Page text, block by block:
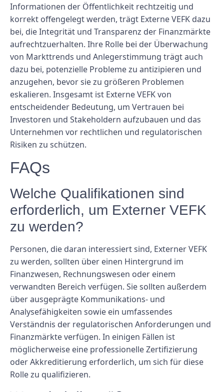
Informationen der Öffentlichkeit rechtzeitig und
korrekt offengelegt werden, trägt Externe VEFK dazu
bei, die Integrität und Transparenz der Finanzmärkte
aufrechtzuerhalten. Ihre Rolle bei der Überwachung
von Markttrends und Anlegerstimmung trägt auch
dazu bei, potenzielle Probleme zu antizipieren und
anzugehen, bevor sie zu größeren Problemen
eskalieren. Insgesamt ist Externe VEFK von
entscheidender Bedeutung, um Vertrauen bei
Investoren und Stakeholdern aufzubauen und das
Unternehmen vor rechtlichen und regulatorischen
Risiken zu schützen.
FAQs
Welche Qualifikationen sind
erforderlich, um Externer VEFK
zu werden?
Personen, die daran interessiert sind, Externer VEFK
zu werden, sollten über einen Hintergrund im
Finanzwesen, Rechnungswesen oder einem
verwandten Bereich verfügen. Sie sollten außerdem
über ausgeprägte Kommunikations- und
Analysefähigkeiten sowie ein umfassendes
Verständnis der regulatorischen Anforderungen und
Finanzmärkte verfügen. In einigen Fällen ist
möglicherweise eine professionelle Zertifizierung
oder Akkreditierung erforderlich, um sich für diese
Rolle zu qualifizieren.